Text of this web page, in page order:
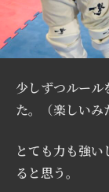
少しずつルール
た。（楽しいみ
とても力も強
ると思う。